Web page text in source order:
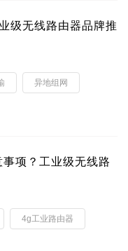
级无线路由器品牌推
异地组网
项？工业级无线路
4g工业路由器